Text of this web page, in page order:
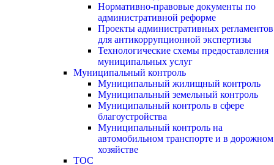
Нормативно-правовые документы по
административной реформе
Проекты административных регламентов
для антикоррупционной экспертизы
Технологические схемы предоставления
муниципальных услуг
Муниципальный контроль
Муниципальный жилищный контроль
Муниципальный земельный контроль
Муниципальный контроль в сфере
благоустройства
Муниципальный контроль на
автомобильном транспорте и в дорожном
хозяйстве
ТОС